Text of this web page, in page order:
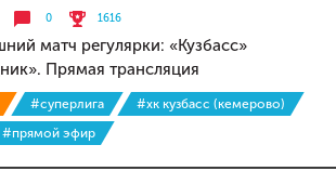
0 1616
матч регулярки: «Кузбасс»
Прямая трансляция
#суперлига
#хк кузбасс (кемерово)
#прямой эфир